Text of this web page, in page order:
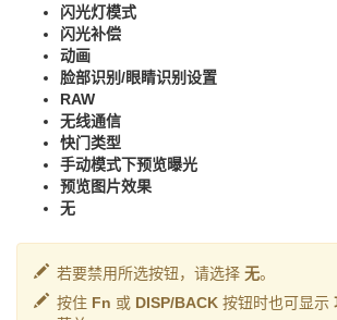
闪光灯模式
闪光补偿
动画
脸部识别/眼睛识别设置
RAW
无线通信
快门类型
手动模式下预览曝光
预览图片效果
无
若要禁用所选按钮，请选择 无。
按住 Fn 或 DISP/BACK 按钮时也可显示